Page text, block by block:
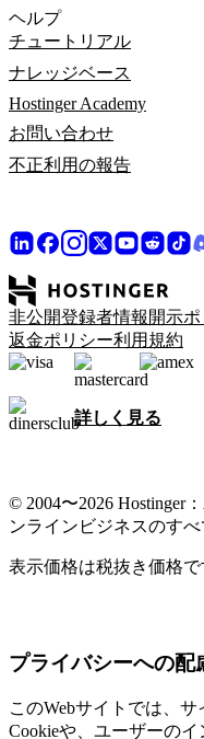
ヘルプ
チュートリアル
ナレッジベース
Hostinger Academy
お問い合わせ
不正利用の報告
非公開登録者情報開示ポ
返金ポリシー利用規約
詳しく見る
© 2004〜2026 Hostinger
ンラインビジネスのすべ
表示価格は税抜き価格で
プライバシーへの配
このWebサイトでは、
Cookieや、ユーザーの